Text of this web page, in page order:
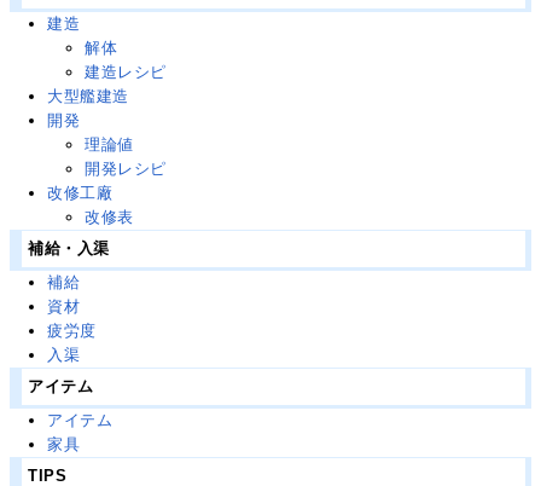
建造
解体
建造レシピ
大型艦建造
開発
理論値
開発レシピ
改修工廠
改修表
補給・入渠
補給
資材
疲労度
入渠
アイテム
アイテム
家具
TIPS